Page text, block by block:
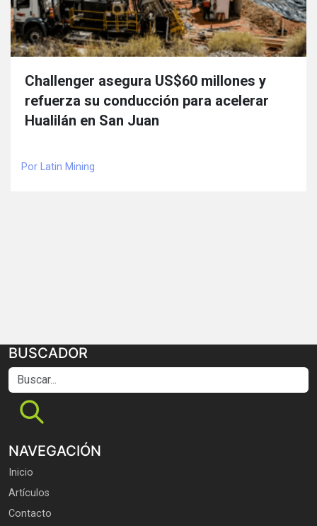
Challenger asegura US$60 millones y
refuerza su conducción para acelerar
Hualilán en San Juan
Por Latin Mining
BUSCADOR
Buscar...
NAVEGACIÓN
Inicio
Artículos
Contacto